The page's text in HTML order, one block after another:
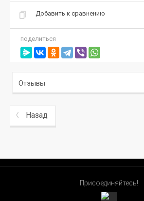
Добавить к сравнению
поделиться
Отзывы
Назад
Присоединяйтесь!